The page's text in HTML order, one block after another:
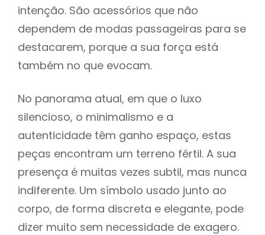
intenção. São acessórios que não
dependem de modas passageiras para se
destacarem, porque a sua força está
também no que evocam.
No panorama atual, em que o luxo
silencioso, o minimalismo e a
autenticidade têm ganho espaço, estas
peças encontram um terreno fértil. A sua
presença é muitas vezes subtil, mas nunca
indiferente. Um símbolo usado junto ao
corpo, de forma discreta e elegante, pode
dizer muito sem necessidade de exagero.